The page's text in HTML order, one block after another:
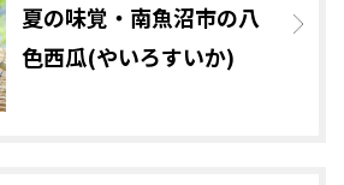
夏の味覚・南魚沼市の八
色西瓜(やいろすいか)